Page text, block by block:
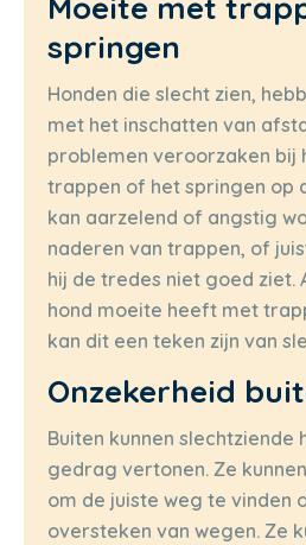
springen
Honden die slecht zien,
met het inschatten van
problemen veroorzaken bij
trappen of het springen op
kan aarzelend of angstig
naderen van trappen, of
hij de tredes niet goed ziet.
hond moeite heeft met
kan dit een teken zijn van
Onzekerheid
Buiten kunnen slechtziende
gedrag vertonen. Ze
om de juiste weg te vinden
oversteken van wegen. Ze